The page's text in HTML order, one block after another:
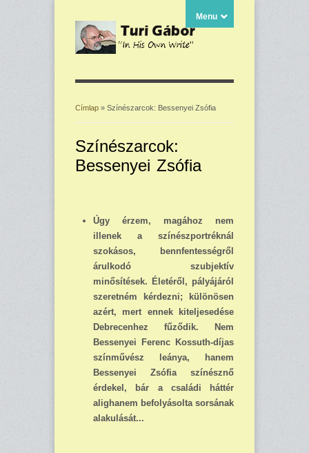
Menu
Címlap » Színészarcok: Bessenyei Zsófia
Színészarcok:
Bessenyei Zsófia
Úgy érzem, magához nem
illenek a színészportréknál
szokásos, bennfentességről
árul­kodó szubjektív
minősítések. Életéről, pályájáról
szeretném kérdezni; különösen
azért, mert ennek kiteljesedése
Debrecenhez fűződik. Nem
Bessenyei Ferenc Kossuth-díjas
színművész leánya, hanem
Bessenyei Zsófia színésznő
érdekel, bár a családi háttér
alighanem befolyásolta sorsának
alakulását...